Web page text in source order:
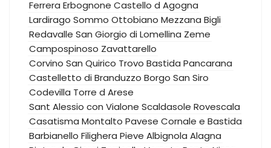
Ferrera Erbognone Castello d Agogna
Lardirago Sommo Ottobiano Mezzana Bigli
Redavalle San Giorgio di Lomellina Zeme
Campospinoso Zavattarello
Corvino San Quirico Trovo Bastida Pancarana
Castelletto di Branduzzo Borgo San Siro
Codevilla Torre d Arese
Sant Alessio con Vialone Scaldasole Rovescala
Casatisma Montalto Pavese Cornale e Bastida
Barbianello Filighera Pieve Albignola Alagna